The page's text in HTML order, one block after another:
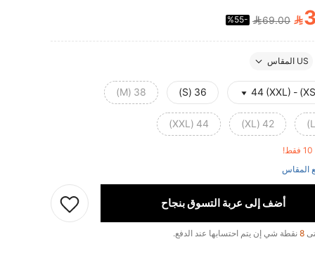
PRICE AND 
69.00
%55-
US المقاس
36 (S)
38 (M)
42 (XL)
44 (XXL)
المقاس
أضف إلى عربة التسوق بنجاح
8 نقطة شي إن يتم احتسابها عند الدفع.